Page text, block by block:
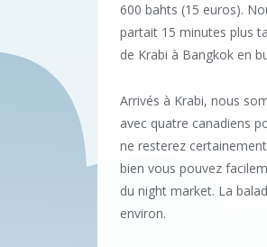
600 bahts (15 euros).
partait 15 minutes plus
de Krabi à Bangkok en
Arrivés à Krabi, nous
avec quatre canadiens
ne resterez
bien vous pouvez
du night market. La
environ.